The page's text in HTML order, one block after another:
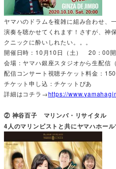
ヤマハのドラムを複雑に組み合わせ、
演奏を聴かせてくれます！さすが、神
クニックに酔いしれたい。。。
開催日時：10月10日（土） 20：00
会場：ヤマハ銀座スタジオから生配信（
配信コンサート視聴チケット料金：
チケット申し込：チケットぴあ
詳細はコチラ→https://
② 神谷百子 マリンバ・リサイタル
4人のマリンビストと共にヤマハホー